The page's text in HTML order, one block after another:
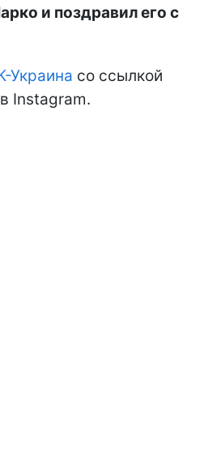
и поздравил его с
Украина со ссылкой
в Instagram.